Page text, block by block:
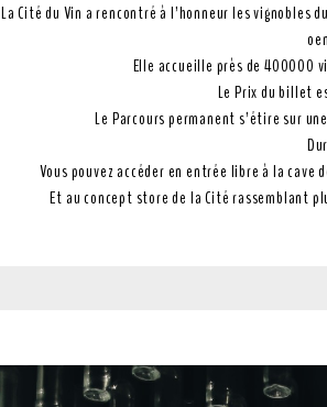
La Cité du Vin a rencontré à l’honneur les
Elle accueille près de 400000
Le Prix du billet
Le Parcours permanent s’étire sur
Vous pouvez accéder en entrée libre à la
Et au concept store de la Cité rassemblant